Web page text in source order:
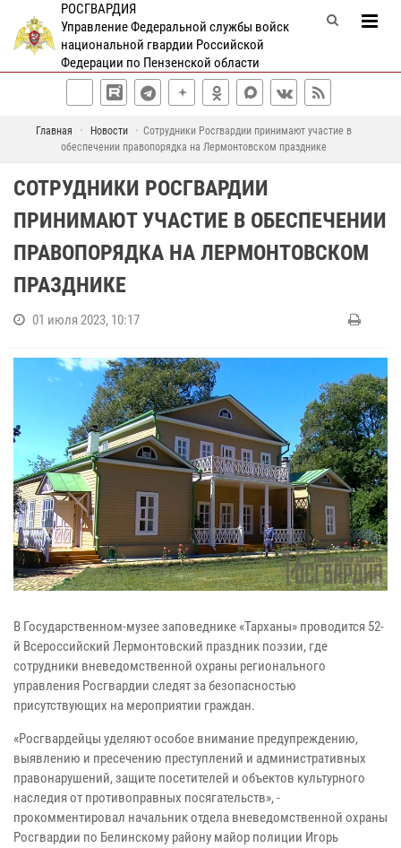
РОСГВАРДИЯ
Управление Федеральной службы войск
национальной гвардии Российской
Федерации по Пензенской области
Главная Новости
Сотрудники Росгвардии принимают участие в
обеспечении правопорядка на Лермонтовском празднике
СОТРУДНИКИ РОСГВАРДИИ
ПРИНИМАЮТ УЧАСТИЕ В ОБЕСПЕЧЕНИИ
ПРАВОПОРЯДКА НА ЛЕРМОНТОВСКОМ
ПРАЗДНИКЕ
01 июля 2023, 10:17
В Государственном-музее заповеднике «Тарханы» проводится 52-
й Всероссийский Лермонтовский праздник поэзии, где
сотрудники вневедомственной охраны регионального
управления Росгвардии следят за безопасностью
присутствующих на мероприятии граждан.
«Росгвардейцы уделяют особое внимание предупреждению,
выявлению и пресечению преступлений и административных
правонарушений, защите посетителей и объектов культурного
наследия от противоправных посягательств», -
прокомментировал начальник отдела вневедомственной охраны
Росгвардии по Белинскому району майор полиции Игорь